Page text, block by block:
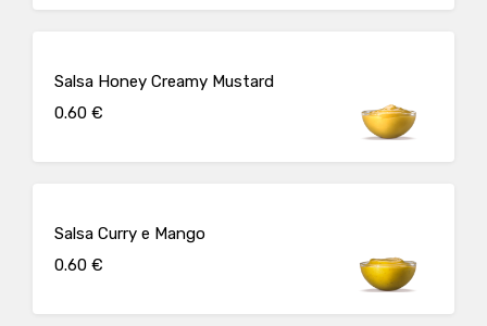
Salsa Honey Creamy Mustard
0.60 €
Salsa Curry e Mango
0.60 €